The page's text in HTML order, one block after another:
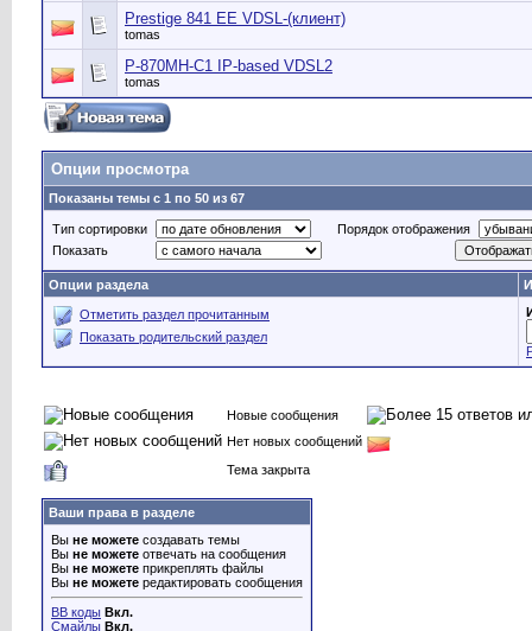
Prestige 841 EE VDSL-(клиент)
tomas
P-870MH-C1 IP-based VDSL2
tomas
Опции просмотра
Показаны темы с 1 по 50 из 67
Тип сортировки
Порядок отображения
Показать
Опции раздела
Отметить раздел прочитанным
Показать родительский раздел
Новые сообщения
Нет новых сообщений
Тема закрыта
Ваши права в разделе
Вы не можете создавать темы
Вы не можете отвечать на сообщения
Вы не можете прикреплять файлы
Вы не можете редактировать сообщения
BB коды Вкл.
Смайлы Вкл.